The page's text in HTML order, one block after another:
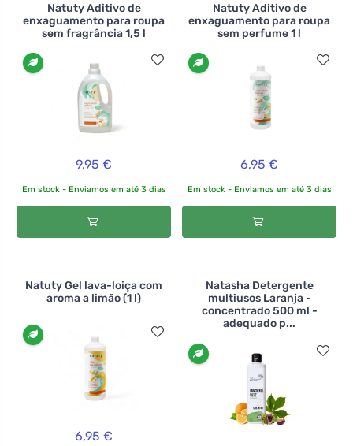
Natuty Aditivo de
enxaguamento para roupa
sem fragrância 1,5 l
9,95 €
Em stock - Enviamos em até 3 dias
Natuty Aditivo de
enxaguamento para roupa
sem perfume 1 l
6,95 €
Em stock - Enviamos em até 3 dias
Natuty Gel lava-loiça com
aroma a limão (1 l)
6,95 €
Natasha Detergente
multiusos Laranja -
concentrado 500 ml -
adequado p...